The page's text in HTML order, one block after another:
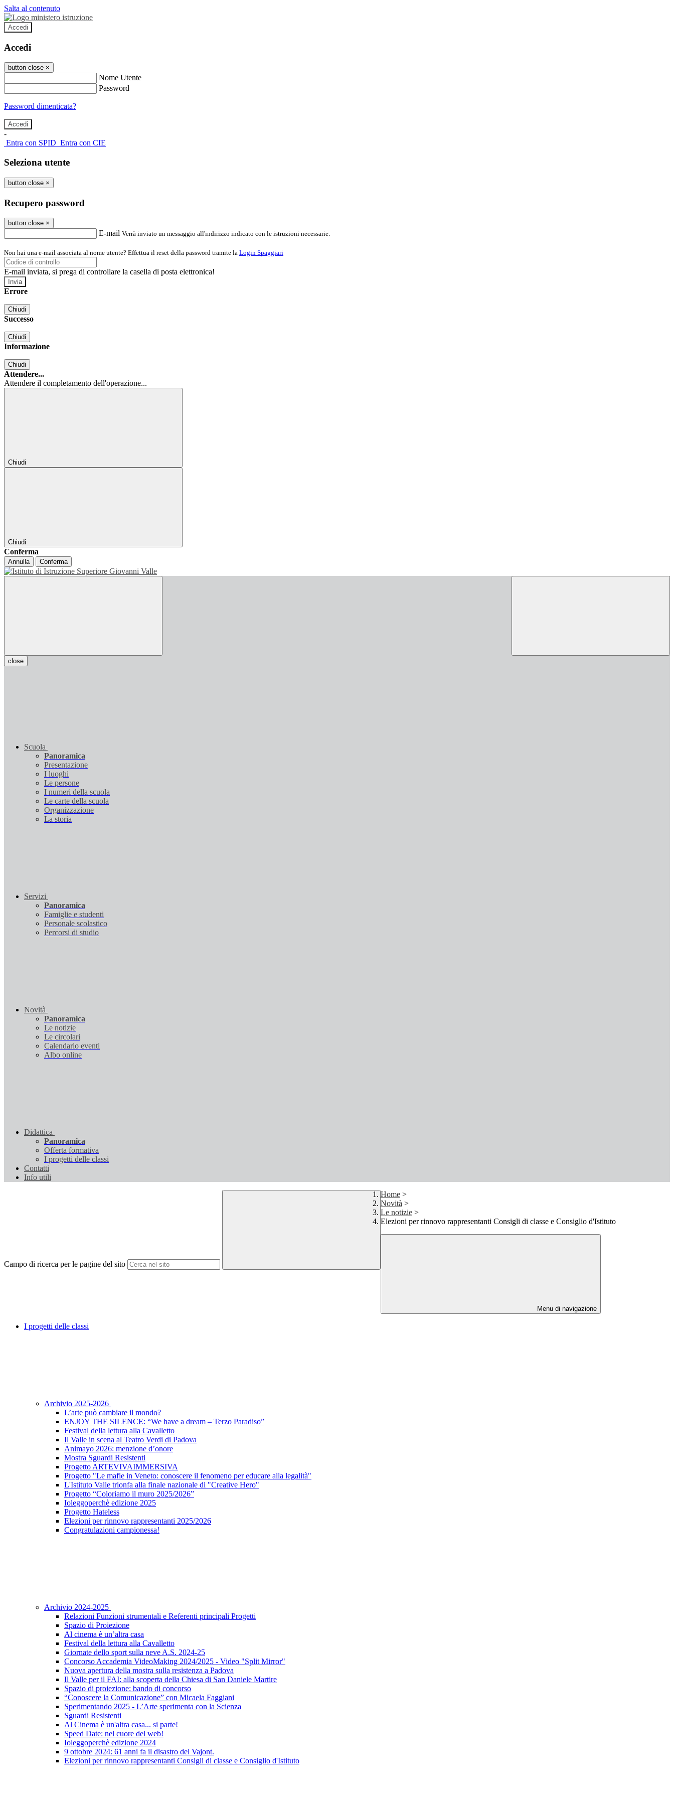
Salta al contenuto
Accedi
Accedi
button close ×
Nome Utente
Password
Password dimenticata?
-
Entra con SPID Entra con CIE
Seleziona utente
button close ×
Recupero password
button close ×
E-mail Verrà inviato un messaggio all'indirizzo indicato con le istruzioni necessarie.
Non hai una e-mail associata al nome utente? Effettua il reset della password tramite la Login Spaggiari
E-mail inviata, si prega di controllare la casella di posta elettronica!
Errore
Chiudi
Successo
Chiudi
Informazione
Chiudi
Attendere...
Attendere il completamento dell'operazione...
Chiudi
Chiudi
Conferma
Annulla Conferma
close
Scuola
Panoramica
Presentazione
I luoghi
Le persone
I numeri della scuola
Le carte della scuola
Organizzazione
La storia
Servizi
Panoramica
Famiglie e studenti
Personale scolastico
Percorsi di studio
Novità
Panoramica
Le notizie
Le circolari
Calendario eventi
Albo online
Didattica
Panoramica
Offerta formativa
I progetti delle classi
Contatti
Info utili
Campo di ricerca per le pagine del sito
Home >
Novità >
Le notizie >
Elezioni per rinnovo rappresentanti Consigli di classe e Consiglio d'Istituto
Menu di navigazione
I progetti delle classi
Archivio 2025-2026
L’arte può cambiare il mondo?
ENJOY THE SILENCE: “We have a dream – Terzo Paradiso”
Festival della lettura alla Cavalletto
Il Valle in scena al Teatro Verdi di Padova
Animayo 2026: menzione d’onore
Mostra Sguardi Resistenti
Progetto ARTEVIVAIMMERSIVA
Progetto "Le mafie in Veneto: conoscere il fenomeno per educare alla legalità"
L'Istituto Valle trionfa alla finale nazionale di "Creative Hero"
Progetto “Coloriamo il muro 2025/2026”
Ioleggoperchè edizione 2025
Progetto Hateless
Elezioni per rinnovo rappresentanti 2025/2026
Congratulazioni campionessa!
Archivio 2024-2025
Relazioni Funzioni strumentali e Referenti principali Progetti
Spazio di Proiezione
Al cinema è un’altra casa
Festival della lettura alla Cavalletto
Giornate dello sport sulla neve A.S. 2024-25
Concorso Accademia VideoMaking 2024/2025 - Video "Split Mirror"
Nuova apertura della mostra sulla resistenza a Padova
Il Valle per il FAI: alla scoperta della Chiesa di San Daniele Martire
Spazio di proiezione: bando di concorso
“Conoscere la Comunicazione” con Micaela Faggiani
Sperimentando 2025 - L’Arte sperimenta con la Scienza
Sguardi Resistenti
Al Cinema è un'altra casa... si parte!
Speed Date: nel cuore del web!
Ioleggoperchè edizione 2024
9 ottobre 2024: 61 anni fa il disastro del Vajont.
Elezioni per rinnovo rappresentanti Consigli di classe e Consiglio d'Istituto